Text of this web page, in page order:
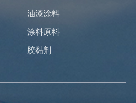
油漆涂料
涂料原料
胶黏剂